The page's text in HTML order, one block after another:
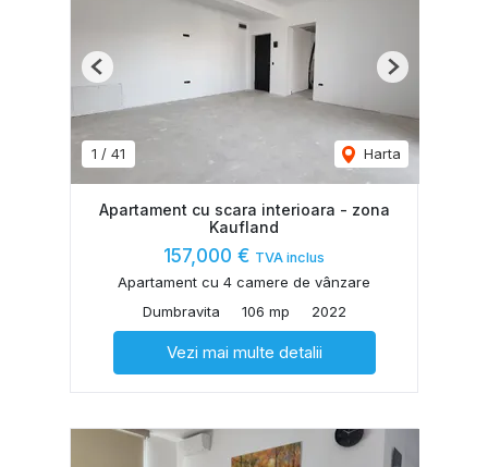
1 / 41 Harta
Previous Next
Apartament cu scara interioara - zona
Kaufland
157,000 € TVA inclus
Apartament cu 4 camere de vânzare
Dumbravita
106 mp 2022
Vezi mai multe detalii